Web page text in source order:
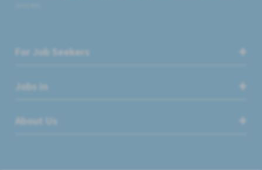
For Job Seekers
Jobs in
About Us